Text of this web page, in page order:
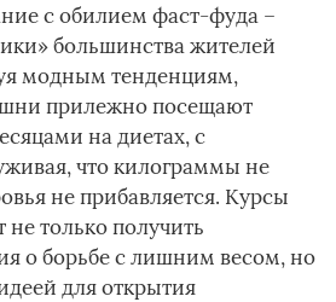
с обилием фаст-фуда –
большинства жителей
модным тенденциям,
прилежно посещают
на диетах, с
что килограммы не
не прибавляется. Курсы
не только получить
о борьбе с лишним весом, но
для открытия